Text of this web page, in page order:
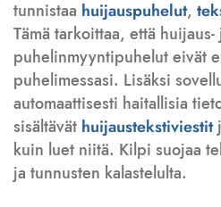
tunnistaa huijauspuhelut,
Tämä tarkoittaa, että huijaus-
puhelinmyyntipuhelut eivät
puhelimessasi. Lisäksi
automaattisesti haitallisia
sisältävät huijaustekstiviestit
kuin luet niitä. Kilpi suojaa
ja tunnusten kalastelulta.